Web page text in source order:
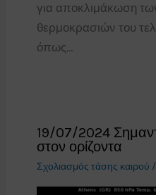
για αποκλιμάκωση
θερμοκρασιών του
όπως…
19/07/2024
στον ορίζοντα
Σχολιασμός τάσης καιρού